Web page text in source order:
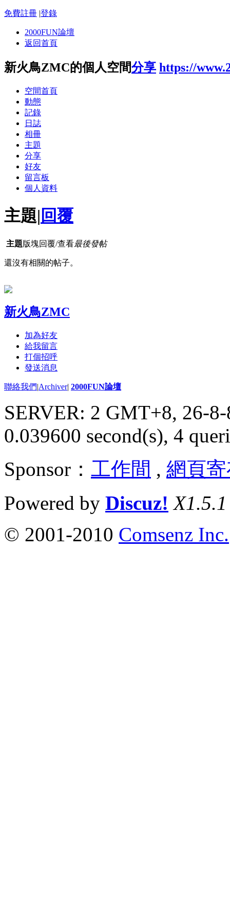
免費註冊 |登錄
2000FUN論壇
返回首頁
新火鳥ZMC的個人空間分享 https://
空間首頁
動態
記錄
日誌
相冊
主題
分享
好友
留言板
個人資料
主題| 回覆
主題版塊回覆/查看最後發帖
還沒有相關的帖子。
新火鳥ZMC
加為好友
給我留言
打個招呼
發送消息
聯絡我們|Archiver| 2000FUN論壇
SERVER: 2 GMT+8, 26-
0.039600 second(s), 4
Sponsor： 工作間 , 網頁
Powered by Discuz! X1.5.1
© 2001-2010 Comsenz Inc.